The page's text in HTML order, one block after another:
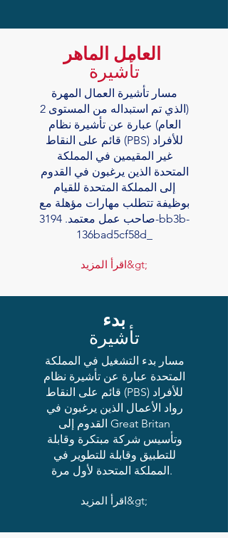
تأشيرة
مسار تأشيرة العمال المهرة
(الذي تم استبداله من المستوى 2
العام) عبارة عن تأشيرة نظام
قائم على النقاط (PBS) للأفراد
غير المقيمين في المملكة
المتحدة الذين يرغبون في القدوم
إلى المملكة المتحدة للقيام
بوظيفة تتطلب مهارات مؤهلة مع
صاحب عمل معتمد. 3194-bb3b-
136bad5cf58d_
اقرأ المزيد&gt;
بدء
تأشيرة
مسار بدء التشغيل في المملكة
المتحدة عبارة عن تأشيرة نظام
قائم على النقاط (PBS) للأفراد
رواد الأعمال الذين يرغبون في
القدوم إلى Great Britan
وتأسيس شركة مبتكرة وقابلة
للتطبيق وقابلة للتطوير في
المملكة المتحدة لأول مرة.
اقرأ المزيد&gt;